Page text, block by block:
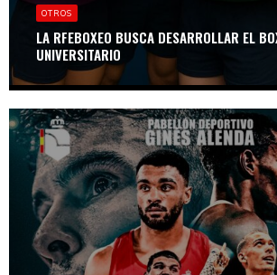
OTROS
LA RFEBOXEO BUSCA DESARROLLAR EL
UNIVERSITARIO